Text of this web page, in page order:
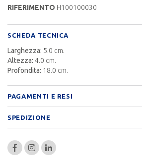
RIFERIMENTO H100100030
SCHEDA TECNICA
Larghezza: 5.0 cm.
Altezza: 4.0 cm.
Profondita: 18.0 cm.
PAGAMENTI E RESI
SPEDIZIONE